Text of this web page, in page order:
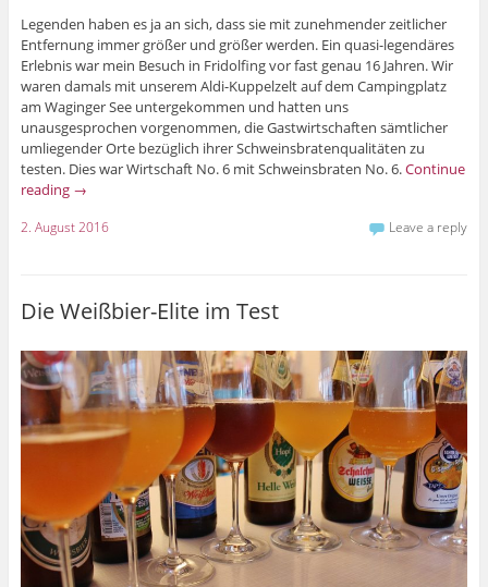
Legenden haben es ja an sich, dass sie mit zunehmender zeitlicher
Entfernung immer größer und größer werden. Ein quasi-legendäres
Erlebnis war mein Besuch in Fridolfing vor fast genau 16 Jahren. Wir
waren damals mit unserem Aldi-Kuppelzelt auf dem Campingplatz
am Waginger See untergekommen und hatten uns
unausgesprochen vorgenommen, die Gastwirtschaften sämtlicher
umliegender Orte bezüglich ihrer Schweinsbratenqualitäten zu
testen. Dies war Wirtschaft No. 6 mit Schweinsbraten No. 6.Continue
reading →
2. August 2016 Leave a reply
Die Weißbier-Elite im Test